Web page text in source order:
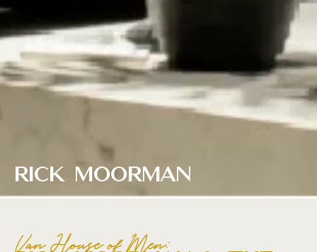
Rick Moorman
Van House of Men: